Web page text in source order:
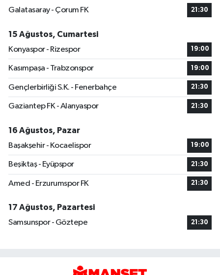
Galatasaray - Çorum FK
21:30
15 Ağustos, Cumartesi
Konyaspor - Rizespor
19:00
Kasımpaşa - Trabzonspor 19:00
Gençlerbirliği S.K. - Fenerbahçe 21:30
Gaziantep FK - Alanyaspor 21:30
16 Ağustos, Pazar
Başakşehir - Kocaelispor
19:00
Beşiktaş - Eyüpspor 21:30
Amed - Erzurumspor FK 21:30
17 Ağustos, Pazartesi
Samsunspor - Göztepe
21:30